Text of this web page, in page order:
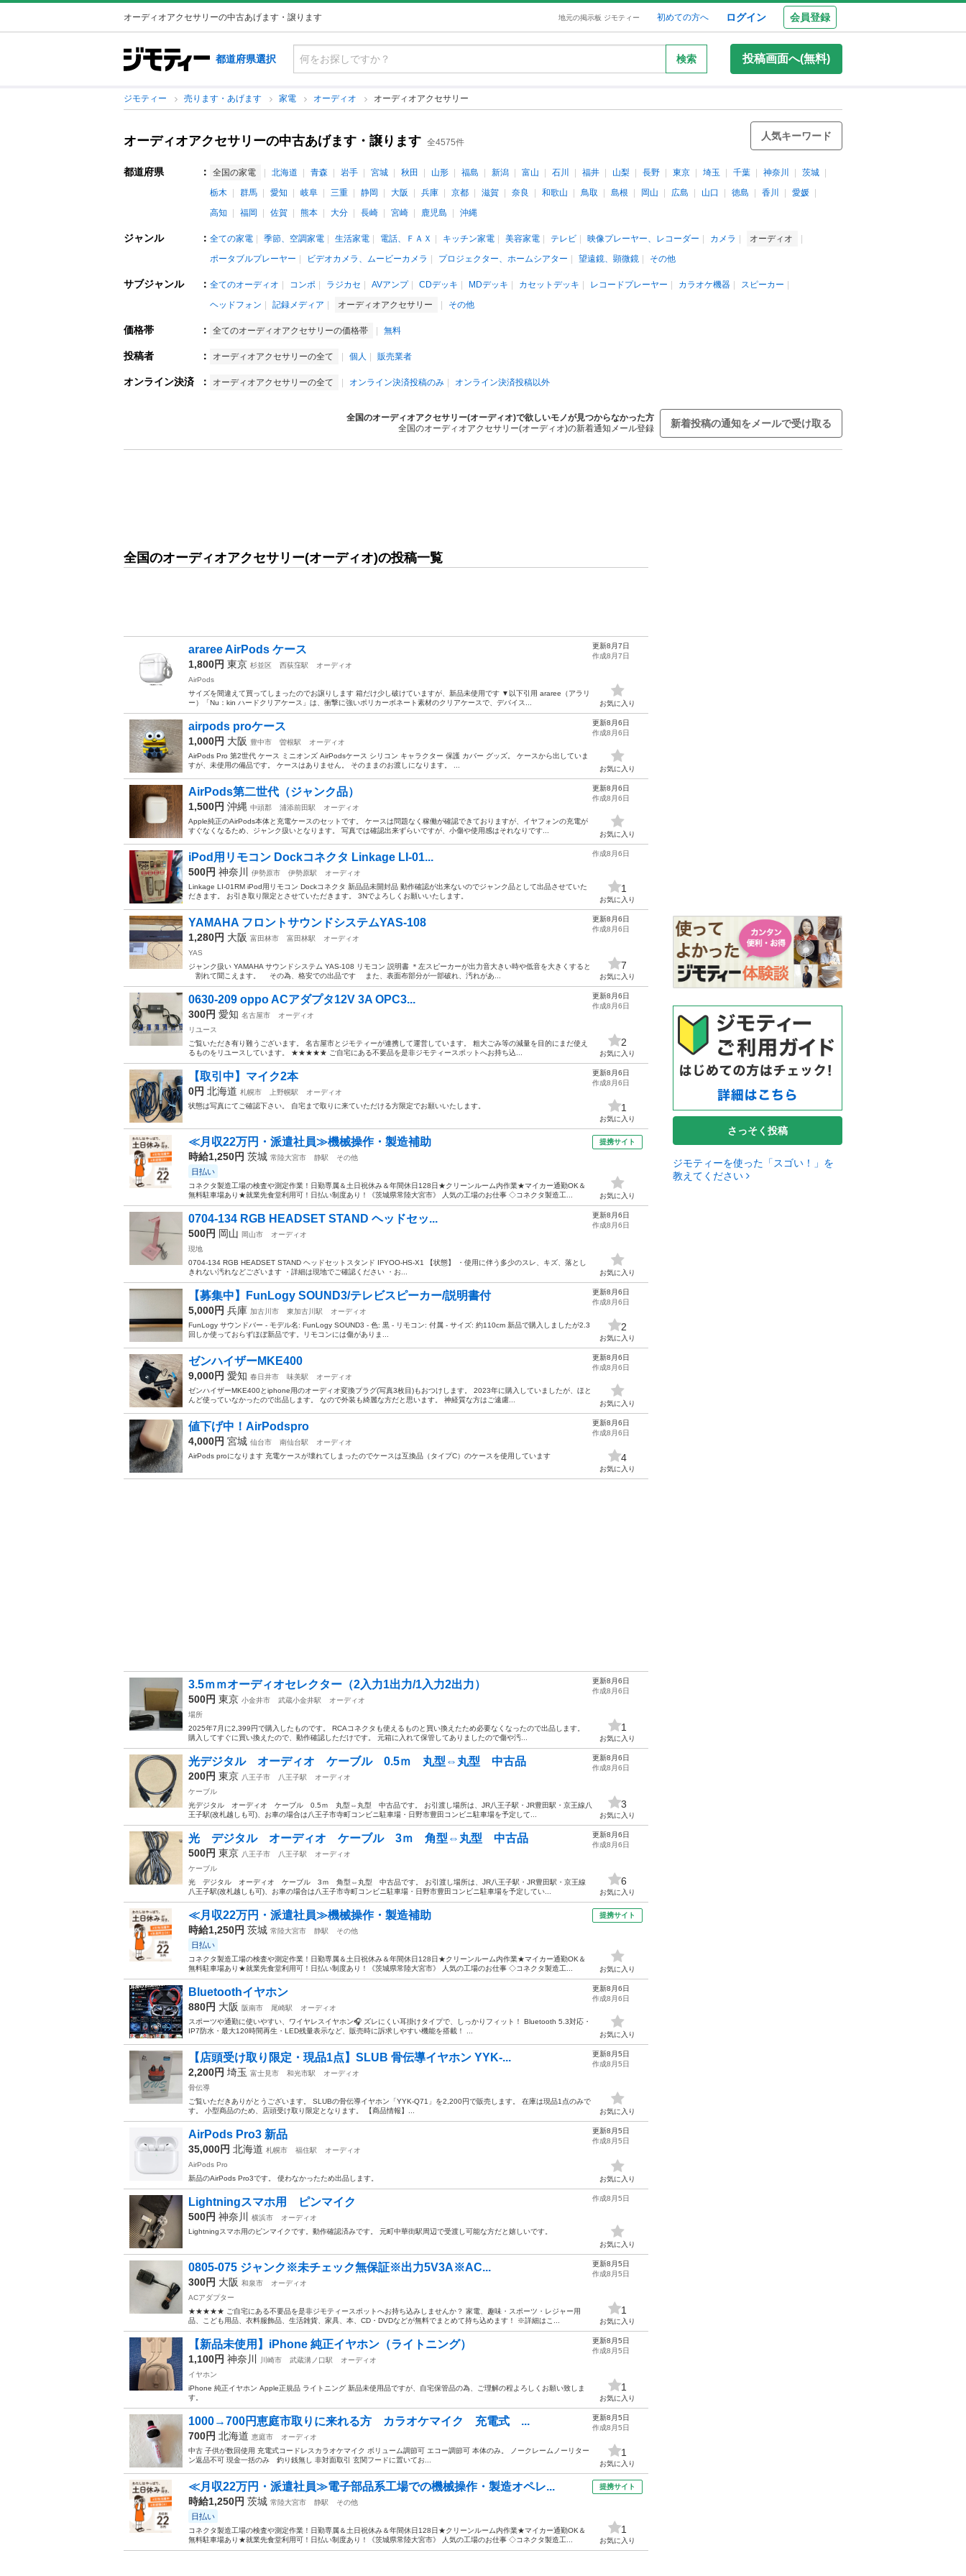
オーディオアクセサリーの中古あげます・譲ります 地元の掲示板 ジモティー 初めての方へ ログイン 会員登録
都道府県選択 検索 投稿画面へ(無料)
ジモティー 売ります・あげます 家電 オーディオ オーディオアクセサリー
オーディオアクセサリーの中古あげます・譲ります 全4575件
人気キーワード
都道府県 ： 全国の家電 北海道 青森 岩手 宮城 秋田 山形 福島 新潟 富山 石川 福井 山梨 長野 東京 埼玉 千葉 神奈川
茨城
栃木
群馬 愛知 岐阜 三重 静岡 大阪 兵庫 京都 滋賀 奈良 和歌山 鳥取 島根 岡山 広島 山口 徳島 香川
愛媛
高知
福岡 佐賀 熊本 大分 長崎 宮崎 鹿児島 沖縄
ジャンル ： 全ての家電 季節、空調家電 生活家電 電話、ＦＡＸ キッチン家電 美容家電 テレビ 映像プレーヤー、レコーダー カメラ
オーディオ
ポータブルプレーヤー
ビデオカメラ、ムービーカメラ プロジェクター、ホームシアター 望遠鏡、顕微鏡 その他
サブジャンル ： 全てのオーディオ コンポ ラジカセ AVアンプ CDデッキ MDデッキ カセットデッキ レコードプレーヤー カラオケ機器
スピーカー
ヘッドフォン
記録メディア オーディオアクセサリー その他
価格帯 ： 全てのオーディオアクセサリーの価格帯 無料
投稿者 ： オーディオアクセサリーの全て 個人 販売業者
オンライン決済 ： オーディオアクセサリーの全て オンライン決済投稿のみ オンライン決済投稿以外
全国のオーディオアクセサリー(オーディオ)で欲しいモノが見つからなかった方
全国のオーディオアクセサリー(オーディオ)の新着通知メール登録
新着投稿の通知をメールで受け取る
全国のオーディオアクセサリー(オーディオ)の投稿一覧
araree AirPods ケース
1,800円 東京 杉並区 西荻窪駅
オーディオ
AirPods
サイズを間違えて買ってしまったのでお譲りします 箱だけ少し破けていますが、新品未使用です ▼以下引用 araree（アラリ
ー）「Nu：kin ハードクリアケース」は、衝撃に強いポリカーボネート素材のクリアケースで、デバイス...
更新8月7日
作成8月7日
お気に入り
airpods proケース
1,000円 大阪 豊中市 曽根駅
オーディオ
AirPods Pro 第2世代 ケース ミニオンズ AirPodsケース シリコン キャラクター 保護 カバー グッズ。 ケースから出していま
すが、未使用の備品です。 ケースはありません。 そのままのお渡しになります。 ...
更新8月6日
作成8月6日
お気に入り
AirPods第二世代（ジャンク品）
1,500円 沖縄 中頭郡 浦添前田駅
オーディオ
Apple純正のAirPods本体と充電ケースのセットです。 ケースは問題なく稼働が確認できておりますが、イヤフォンの充電が
すぐなくなるため、ジャンク扱いとなります。 写真では確認出来ずらいですが、小傷や使用感はそれなりです...
更新8月6日
作成8月6日
お気に入り
iPod用リモコン Dockコネクタ Linkage LI-01...
500円 神奈川 伊勢原市 伊勢原駅
オーディオ
Linkage LI-01RM iPod用リモコン Dockコネクタ 新品品未開封品 動作確認が出来ないのでジャンク品として出品させていた
だきます。 お引き取り限定とさせていただきます。 3Nでよろしくお願いいたします。
作成8月6日
1
お気に入り
YAMAHA フロントサウンドシステムYAS-108
1,280円 大阪 富田林市 富田林駅
オーディオ
YAS
ジャンク扱い YAMAHA サウンドシステム YAS-108 リモコン 説明書 ＊左スピーカーが出力音大きい時や低音を大きくすると
割れて聞こえます。 その為、格安での出品です また、表面布部分が一部破れ、汚れがあ...
更新8月6日
作成8月6日
7
お気に入り
0630-209 oppo ACアダプタ12V 3A OPC3...
300円 愛知 名古屋市
オーディオ
リユース
ご覧いただき有り難うございます。 名古屋市とジモティーが連携して運営しています。 粗⼤ごみ等の減量を⽬的にまだ使え
るものをリユースしています。 ★★★★★ ご自宅にある不要品を是非ジモティースポットへお持ち込...
更新8月6日
作成8月6日
2
お気に入り
【取引中】マイク2本
0円 北海道 札幌市 上野幌駅
オーディオ
状態は写真にてご確認下さい。 自宅まで取りに来ていただける方限定でお願いいたします。
更新8月6日
作成8月6日
1
お気に入り
≪月収22万円・派遣社員≫機械操作・製造補助
時給1,250円 茨城 常陸大宮市 静駅 その他
日払い
コネクタ製造工場の検査や測定作業！日勤専属＆土日祝休み＆年間休日128日★クリーンルーム内作業★マイカー通勤OK＆
無料駐車場あり★就業先食堂利用可！日払い制度あり！《茨城県常陸大宮市》 人気の工場のお仕事 ◇コネクタ製造工...
提携サイト
お気に入り
0704-134 RGB HEADSET STAND ヘッドセッ...
500円 岡山 岡山市
オーディオ
現地
0704-134 RGB HEADSET STAND ヘッドセットスタンド IFYOO-HS-X1 【状態】 ・使用に伴う多少のスレ、キズ、落とし
きれない汚れなどございます ・詳細は現地でご確認ください ・お...
更新8月6日
作成8月6日
お気に入り
【募集中】FunLogy SOUND3/テレビスピーカー/説明書付
5,000円 兵庫 加古川市 東加古川駅
オーディオ
FunLogy サウンドバー - モデル名: FunLogy SOUND3 - 色: 黒 - リモコン: 付属 - サイズ: 約110cm 新品で購入しましたが2.3
回しか使っておらずほぼ新品です。リモコンには傷がありま...
更新8月6日
作成8月6日
2
お気に入り
ゼンハイザーMKE400
9,000円 愛知 春日井市 味美駅
オーディオ
ゼンハイザーMKE400とiphone用のオーディオ変換プラグ(写真3枚目)もおつけします。 2023年に購入していましたが、ほと
んど使っていなかったので出品します。 なので外装も綺麗な方だと思います。 神経質な方はご遠慮...
更新8月6日
作成8月6日
お気に入り
値下げ中！AirPodspro
4,000円 宮城 仙台市 南仙台駅
オーディオ
AirPods proになります 充電ケースが壊れてしまったのでケースは互換品（タイプC）のケースを使用しています
更新8月6日
作成8月6日
4
お気に入り
3.5ｍｍオーディオセレクター（2入力1出力/1入力2出力）
500円 東京 小金井市 武蔵小金井駅
オーディオ
場所
2025年7月に2,399円で購入したものです。 RCAコネクタも使えるものと買い換えたため必要なくなったので出品します。
購入してすぐに買い換えたので、動作確認しただけです。 元箱に入れて保管してありましたので傷や汚...
更新8月6日
作成8月6日
1
お気に入り
光デジタル オーディオ ケーブル 0.5ｍ 丸型⇔丸型 中古品
200円 東京 八王子市 八王子駅
オーディオ
ケーブル
光デジタル オーディオ ケーブル 0.5ｍ 丸型⇔丸型 中古品です。 お引渡し場所は、JR八王子駅・JR豊田駅・京王線八
王子駅(改札越しも可)、お車の場合は八王子市寺町コンビニ駐車場・日野市豊田コンビニ駐車場を予定して...
更新8月6日
作成8月6日
3
お気に入り
光 デジタル オーディオ ケーブル 3ｍ 角型⇔丸型 中古品
500円 東京 八王子市 八王子駅
オーディオ
ケーブル
光 デジタル オーディオ ケーブル 3ｍ 角型⇔丸型 中古品です。 お引渡し場所は、JR八王子駅・JR豊田駅・京王線
八王子駅(改札越しも可)、お車の場合は八王子市寺町コンビニ駐車場・日野市豊田コンビニ駐車場を予定してい...
更新8月6日
作成8月6日
6
お気に入り
≪月収22万円・派遣社員≫機械操作・製造補助
時給1,250円 茨城 常陸大宮市 静駅 その他
日払い
コネクタ製造工場の検査や測定作業！日勤専属＆土日祝休み＆年間休日128日★クリーンルーム内作業★マイカー通勤OK＆
無料駐車場あり★就業先食堂利用可！日払い制度あり！《茨城県常陸大宮市》 人気の工場のお仕事 ◇コネクタ製造工...
提携サイト
お気に入り
Bluetoothイヤホン
880円 大阪 阪南市 尾崎駅
オーディオ
スポーツや通勤に使いやすい、ワイヤレスイヤホン🎧 ズレにくい耳掛けタイプで、しっかりフィット！ Bluetooth 5.3対応・
IP7防水・最大120時間再生・LED残量表示など、販売時に訴求しやすい機能を搭載！ ...
更新8月6日
作成8月6日
お気に入り
【店頭受け取り限定・現品1点】SLUB 骨伝導イヤホン YYK-...
2,200円 埼玉 富士見市 和光市駅
オーディオ
骨伝導
ご覧いただきありがとうございます。 SLUBの骨伝導イヤホン「YYK-Q71」を2,200円で販売します。 在庫は現品1点のみで
す。 小型商品のため、店頭受け取り限定となります。 【商品情報】...
更新8月5日
作成8月5日
お気に入り
AirPods Pro3 新品
35,000円 北海道 札幌市 福住駅
オーディオ
AirPods Pro
新品のAirPods Pro3です。 使わなかったため出品します。
更新8月5日
作成8月5日
お気に入り
Lightningスマホ用 ピンマイク
500円 神奈川 横浜市
オーディオ
Lightningスマホ用のピンマイクです。動作確認済みです。 元町中華街駅周辺で受渡し可能な方だと嬉しいです。
作成8月5日
お気に入り
0805-075 ジャンク※未チェック無保証※出力5V3A※AC...
300円 大阪 和泉市
オーディオ
ACアダプター
★★★★★ ご自宅にある不要品を是非ジモティースポットへお持ち込みしませんか？ 家電、趣味・スポーツ・レジャー用
品、こども用品、衣料服飾品、生活雑貨、家具、本、CD・DVDなどが無料でまとめて持ち込めます！ ※詳細はこ...
更新8月5日
作成8月5日
1
お気に入り
【新品未使用】iPhone 純正イヤホン（ライトニング）
1,100円 神奈川 川崎市 武蔵溝ノ口駅
オーディオ
イヤホン
iPhone 純正イヤホン Apple正規品 ライトニング 新品未使用品ですが、自宅保管品の為、ご理解の程よろしくお願い致しま
す。
更新8月5日
作成8月5日
1
お気に入り
1000→700円恵庭市取りに来れる方 カラオケマイク 充電式 ...
700円 北海道 恵庭市
オーディオ
中古 子供が数回使用 充電式コードレスカラオケマイク ボリューム調節可 エコー調節可 本体のみ。 ノークレームノーリター
ン返品不可 現金一括のみ 釣り銭無し 非対面取引 玄関フードに置いてお...
更新8月5日
作成8月5日
1
お気に入り
≪月収22万円・派遣社員≫電子部品系工場での機械操作・製造オペレ...
時給1,250円 茨城 常陸大宮市 静駅 その他
日払い
コネクタ製造工場の検査や測定作業！日勤専属＆土日祝休み＆年間休日128日★クリーンルーム内作業★マイカー通勤OK＆
無料駐車場あり★就業先食堂利用可！日払い制度あり！《茨城県常陸大宮市》 人気の工場のお仕事 ◇コネクタ製造工...
提携サイト
1
お気に入り
さっそく投稿
ジモティーを使った「スゴい！」を
教えてください